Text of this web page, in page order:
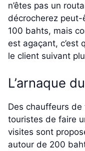
n’êtes pas un
décrocherez
100 bahts, mais
est agaçant, c’est
le client suivant
L’arnaque
Des chauffeurs
touristes de faire
visites sont
autour de 200